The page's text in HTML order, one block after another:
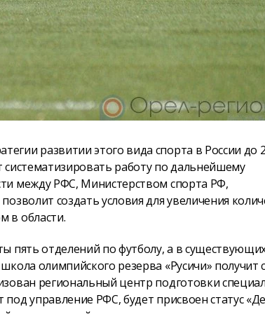
развитии этого вида спорта в России до
работу по дальнейшему
между РФС, Министерством спорта РФ,
создать условия для увеличения
в области.
пять отделений по футболу, а в
олимпийского резерва «Русичи» получит
региональный центр подготовки
управление РФС, будет присвоен статус